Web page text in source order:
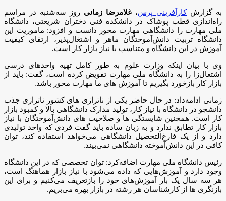
به گزارشکارآفرینی پرس، غلامرضا زمانی روز سه‌شنبه در مراسم
راه‌اندازی قطب پوشاک در دانشکده فنی دختران شریعتی، دانشگاه
ملی مهارت را دانشگاهی مهارت محور دانست و افزود: ماموریت این
دانشگاه تربیت دانش‌آموختگان ماهر و اشتغال‌پذیر، ارتقای کیفیت
آموزش در این دانشگاه و متناسب با نیاز بازار کار است.
وی با بیان اینکه وزارت علوم به طور کامل تهیه واحدهای درسی
اشتغال‌زا را به دانشگاه ملی مهارت تفویض کرده‌ است، گفت: باید از
بازار کار بازخورد بگیریم تا آموزش های ما مهارت محور باشد.
زمانی ادامه‌داد: در حال حاضر یکی از ناترازی های کشور ناترازی جذب
دانشجو در دانشگاه با نیاز کار، تولید مدارک دانشگاهی بالا و کمبود بازار
کار است. همچنین شایستگی ها و صلاحیت های دانش‌آموختگان با نیاز
بازار کار تطابق ندارد و به زبان ساده باید گفت فردی که واحد تولیدی
دارد و از یک فارغ‌التحصیل دانشگاهی می‌خواهد استفاده کند، توان
کافی در این دانش‌آموخته دانشگاهی نمی‌بیند.
رئیس دانشگاه ملی مهارت اضافه‌کرد: توان تخصصی که در این دانشگاه
وجود دارد و آموزش‌هایی که داده می‌شود با نیاز بازار هماهنگ است،
هر سه سال یک بار آموزش‌های خود را بازتعریف می‌کنیم و برای این
بازنگری ها از کارشناسان هر رشته در بازار بهره می‌بریم.